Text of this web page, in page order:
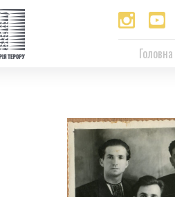
Головна